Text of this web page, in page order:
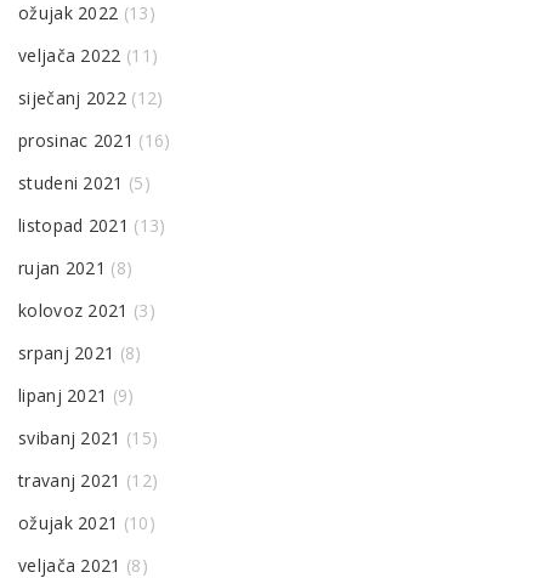
ožujak 2022 (13)
veljača 2022 (11)
siječanj 2022(12)
prosinac 2021 (16)
studeni 2021 (5)
listopad 2021 (13)
rujan 2021 (8)
kolovoz 2021 (3)
srpanj 2021 (8)
lipanj 2021 (9)
svibanj 2021 (15)
travanj 2021 (12)
ožujak 2021 (10)
veljača 2021 (8)